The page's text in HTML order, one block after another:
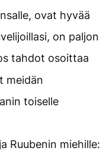
ovat hyvää
on paljon
tahdot osoittaa
meidän
toiselle
Ruubenin miehille: